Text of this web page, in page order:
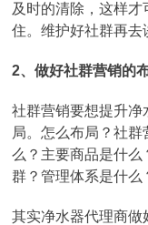
及时的清除，这样
住。维护好社群再去
2、做好社群营销的
社群营销要想提升
局。怎么布局？社
么？主要商品是什么
群？管理体系是什么
其实净水器代理商做